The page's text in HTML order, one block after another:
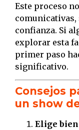
Este proceso
comunicativas,
confianza. Si
explorar esta
primer paso
significativo.
Consejos
un show
Elige